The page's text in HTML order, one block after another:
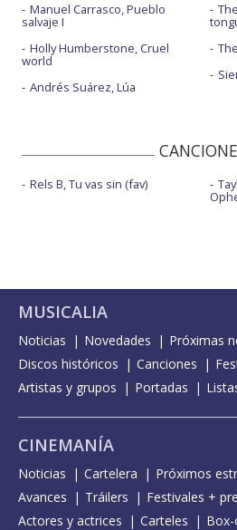
Manuel Carrasco, Pueblo
salvaje I
Holly Humberstone, Cruel
world
Andrés Suárez, Lúa
Rels B, Tu vas sin (fav)
MUSICALIA
Noticias Novedades
Próximas
Discos históricos
Canciones
Artistas y grupos
Portadas
CINEMANÍA
Noticias Cartelera Próximos
Avances
Tráilers
Festivales +
Actores y actrices
Carteles